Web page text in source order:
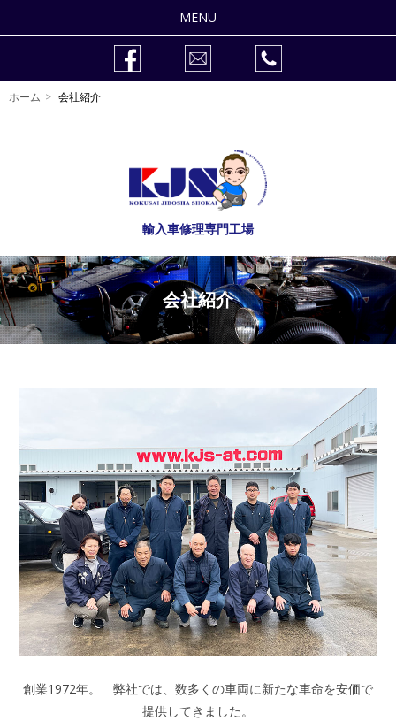
MENU
車検
自動車整備士の求人
ホーム 会社紹介
輸入車修理専門工場
会社紹介
創業1972年。 弊社では、数多くの車両に新たな車命を安価で
提供してきました。